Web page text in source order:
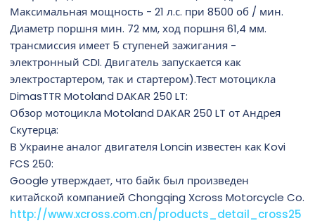
Максимальная мощность - 21 л.с. при 8500 об / мин.
Диаметр поршня мин. 72 мм, ход поршня 61,4 мм.
трансмиссия имеет 5 ступеней зажигания -
электронный CDI. Двигатель запускается как
электростартером, так и стартером).Тест мотоцикла
DimasTTR Motoland DAKAR 250 LT:
Обзор мотоцикла Motoland DAKAR 250 LT от Андрея
Скутерца:
В Украине аналог двигателя Loncin известен как Kovi
FCS 250:
Google утверждает, что байк был произведен
китайской компанией Chongqing Xcross Motorcycle Co.
http://www.xcross.com.cn/products_detail_cross25